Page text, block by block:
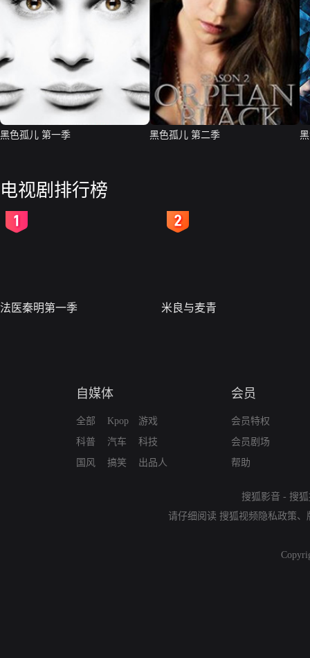
黑色孤儿 第一季 黑色孤儿 第二季
电视剧排行榜
法医秦明第一季 米良与麦青
自媒体
全部
科普
国风
Kpop
汽车
搞笑
游戏
科技
出品人
会员
会员特权
会员剧场
帮助
搜狐影音 - 搜
请仔细阅读 搜狐视频隐私政策、